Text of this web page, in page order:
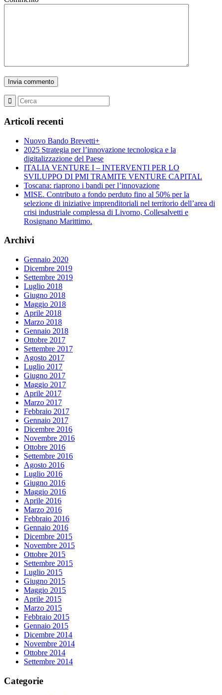
Articoli recenti
Nuovo Bando Brevetti+
2025 Strategia per l’innovazione tecnologica e la
digitalizzazione del Paese
ITALIA VENTURE I – INTERVENTI PER LO
SVILUPPO DI PMI TRAMITE VENTURE CAPITAL
Toscana: riaprono i bandi per l’innovazione
MISE. Contributo a fondo perduto fino al 50% per la
selezione di iniziative imprenditoriali nel territorio dell’area di
crisi industriale complessa di Livorno, Collesalvetti e
Rosignano Marittimo.
Archivi
Gennaio 2020
Dicembre 2019
Settembre 2019
Luglio 2018
Giugno 2018
Maggio 2018
Aprile 2018
Marzo 2018
Gennaio 2018
Ottobre 2017
Settembre 2017
Agosto 2017
Luglio 2017
Giugno 2017
Maggio 2017
Aprile 2017
Marzo 2017
Febbraio 2017
Gennaio 2017
Dicembre 2016
Novembre 2016
Ottobre 2016
Settembre 2016
Agosto 2016
Luglio 2016
Giugno 2016
Maggio 2016
Aprile 2016
Marzo 2016
Febbraio 2016
Gennaio 2016
Dicembre 2015
Novembre 2015
Ottobre 2015
Settembre 2015
Luglio 2015
Giugno 2015
Maggio 2015
Aprile 2015
Marzo 2015
Febbraio 2015
Gennaio 2015
Dicembre 2014
Novembre 2014
Ottobre 2014
Settembre 2014
Categorie